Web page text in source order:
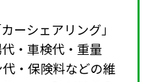
ーシェアリング」
・車検代・重量
・保険料などの維